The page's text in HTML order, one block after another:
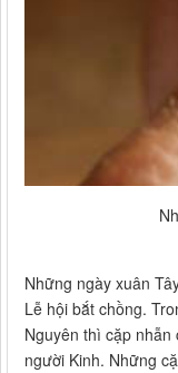
Những ngày xuân
Lễ hội bắt chồng.
Nguyên thì cặp
người Kinh. Những